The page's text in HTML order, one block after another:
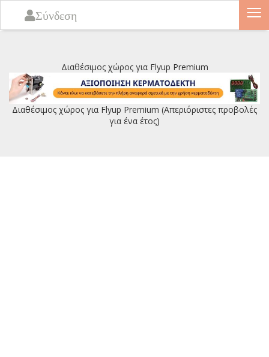
Διαθέσιμος χώρος για Flyup Premium
Διαθέσιμος χώρος για Flyup Premium (Απεριόριστες προβολές
για ένα έτος)
Σύνδεση ≡